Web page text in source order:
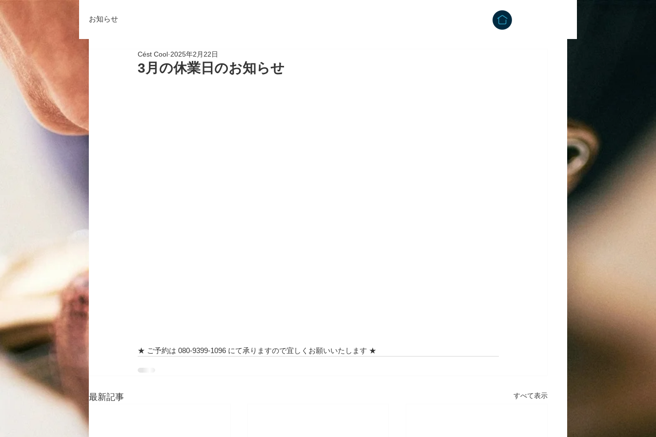
お知らせ
3月の休業日のお知らせ
Cést Cool 2025年2月22日
★ ご予約は 080-9399-1096 にて承りますので宜しくお願いいたします ★
最新記事 すべて表示